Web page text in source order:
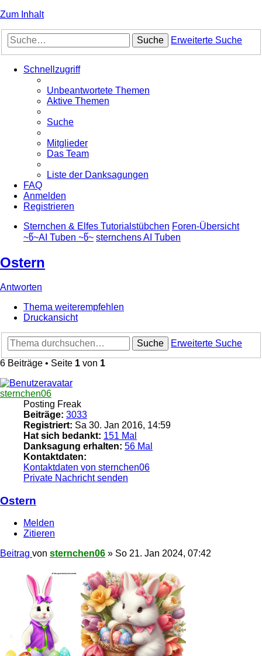
Zum Inhalt
Suche Erweiterte Suche
Schnellzugriff
Unbeantwortete Themen
Aktive Themen
Suche
Mitglieder
Das Team
Liste der Danksagungen
FAQ
Anmelden
Registrieren
Sternchen & Elfes Tutorialstübchen Foren-Übersicht
~წ~AI Tuben ~წ~ sternchens AI Tuben
Ostern
Antworten
Thema weiterempfehlen
Druckansicht
Suche
Erweiterte Suche
6 Beiträge • Seite 1 von 1
sternchen06
Posting Freak
Beiträge: 3033
Registriert: Sa 30. Jan 2016, 14:59
Hat sich bedankt: 151 Mal
Danksagung erhalten: 56 Mal
Kontaktdaten:
Kontaktdaten von sternchen06
Private Nachricht senden
Ostern
Melden
Zitieren
Beitrag von sternchen06 » So 21. Jan 2024, 07:42